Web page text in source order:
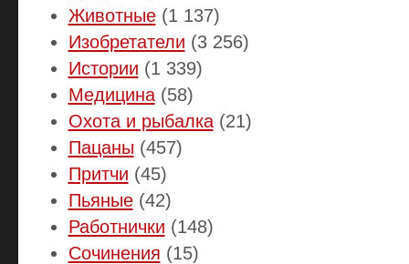
Животные(1 137)
Изобретатели (3 256)
Истории (1 339)
Медицина(58)
Охота и рыбалка(21)
Пацаны (457)
Притчи (45)
Пьяные(42)
Работнички (148)
Сочинения (15)